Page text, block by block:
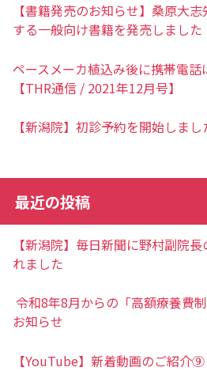
【書籍発売のお知らせ】桑原大
する一般向け書籍を発売しました
ペースメーカ植込み後に携帯電話
【THR通信 / 2021年12月号】
【新潟院】初診予約を開始しまし
最近の投稿
【新潟院】毎日新聞に野村副院
れました
令和8年8月からの「高額療養費
お知らせ
【YouTube】新着動画のご紹介⑨